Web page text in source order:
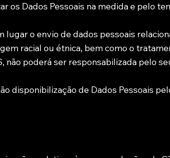
os Dados Pessoais na medida e pelo
lugar o envio de dados pessoais
racial ou étnica, bem como o
não poderá ser responsabilizada pelo
disponibilização de Dados Pessoais